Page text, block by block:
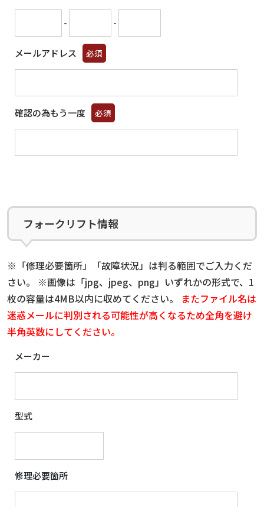
- -
メールアドレス 必須
確認の為もう一度 必須
フォークリフト情報
※「修理必要箇所」「故障状況」は判る範囲でご入力くだ
さい。 ※画像は「jpg、jpeg、png」いずれかの形式で、1
枚の容量は4MB以内に収めてください。
またファイル名は
迷惑メールに判別される可能性が高くなるため全角を避け
半角英数にしてください。
メーカー
型式
修理必要箇所